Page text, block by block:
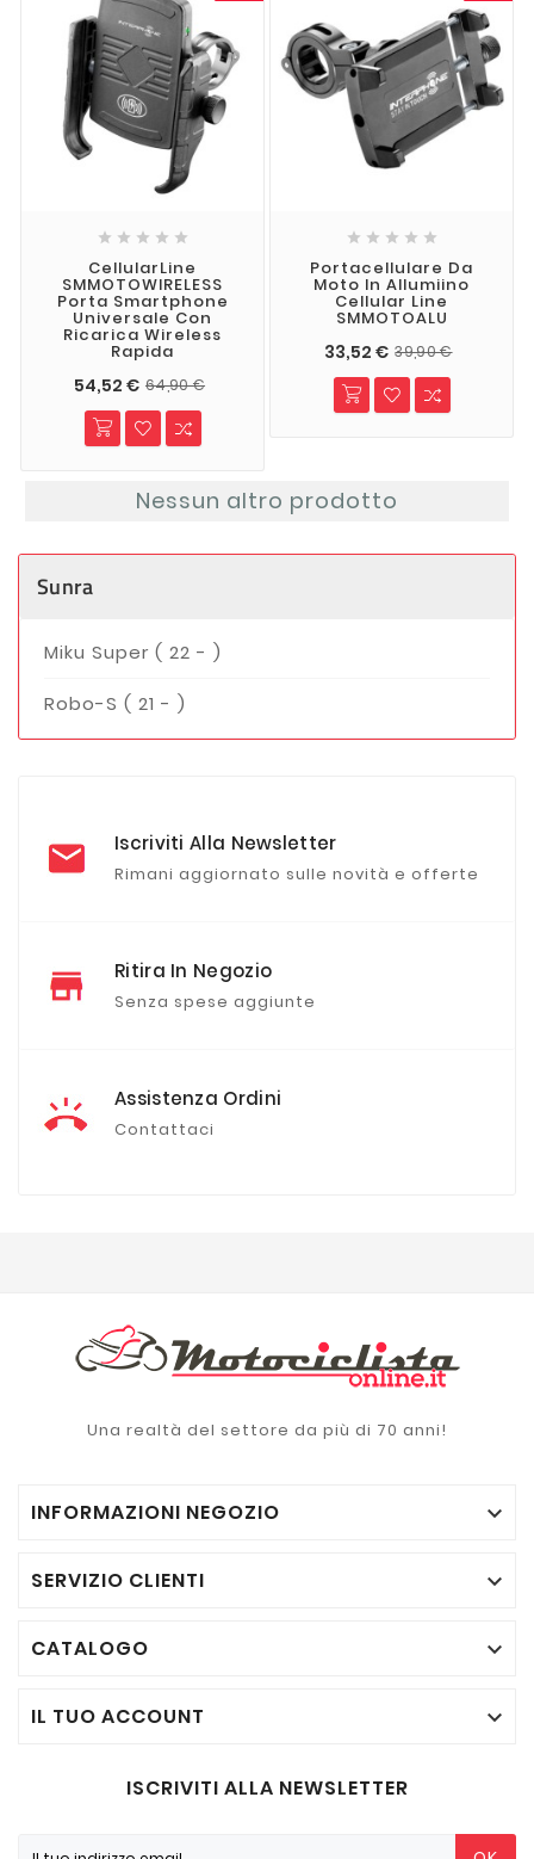
    
CellularLine
SMMOTOWIRELESS
Porta Smartphone
Universale Con
Ricarica Wireless
Rapida
54,52 € 64,90 €
    
Portacellulare Da
Moto In Allumiino
Cellular Line
SMMOTOALU
33,52 € 39,90 €
Nessun altro prodotto
Sunra
Miku Super ( 22 - )
Robo-S ( 21 - )
Iscriviti Alla Newsletter
Rimani aggiornato sulle novità e offerte
Ritira In Negozio
Senza spese aggiunte
Assistenza Ordini
Contattaci
Una realtà del settore da più di 70 anni!
INFORMAZIONI NEGOZIO 
SERVIZIO CLIENTI 
CATALOGO 
IL TUO ACCOUNT 
ISCRIVITI ALLA NEWSLETTER